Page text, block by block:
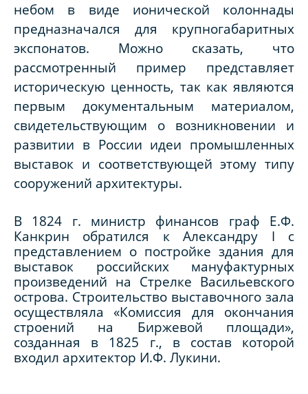
небом в виде ионической колоннады
предназначался для крупногабаритных
экспонатов. Можно сказать, что
рассмотренный пример представляет
историческую ценность, так как являются
первым документальным материалом,
свидетельствующим о возникновении и
развитии в России идеи промышленных
выставок и соответствующей этому типу
сооружений архитектуры.
В 1824 г. министр финансов граф Е.Ф.
Канкрин обратился к Александру I с
представлением о постройке здания для
выставок российских мануфактурных
произведений на Стрелке Васильевского
острова. Строительство выставочного зала
осуществляла «Комиссия для окончания
строений на Биржевой площади»,
созданная в 1825 г., в состав которой
входил архитектор И.Ф. Лукини.